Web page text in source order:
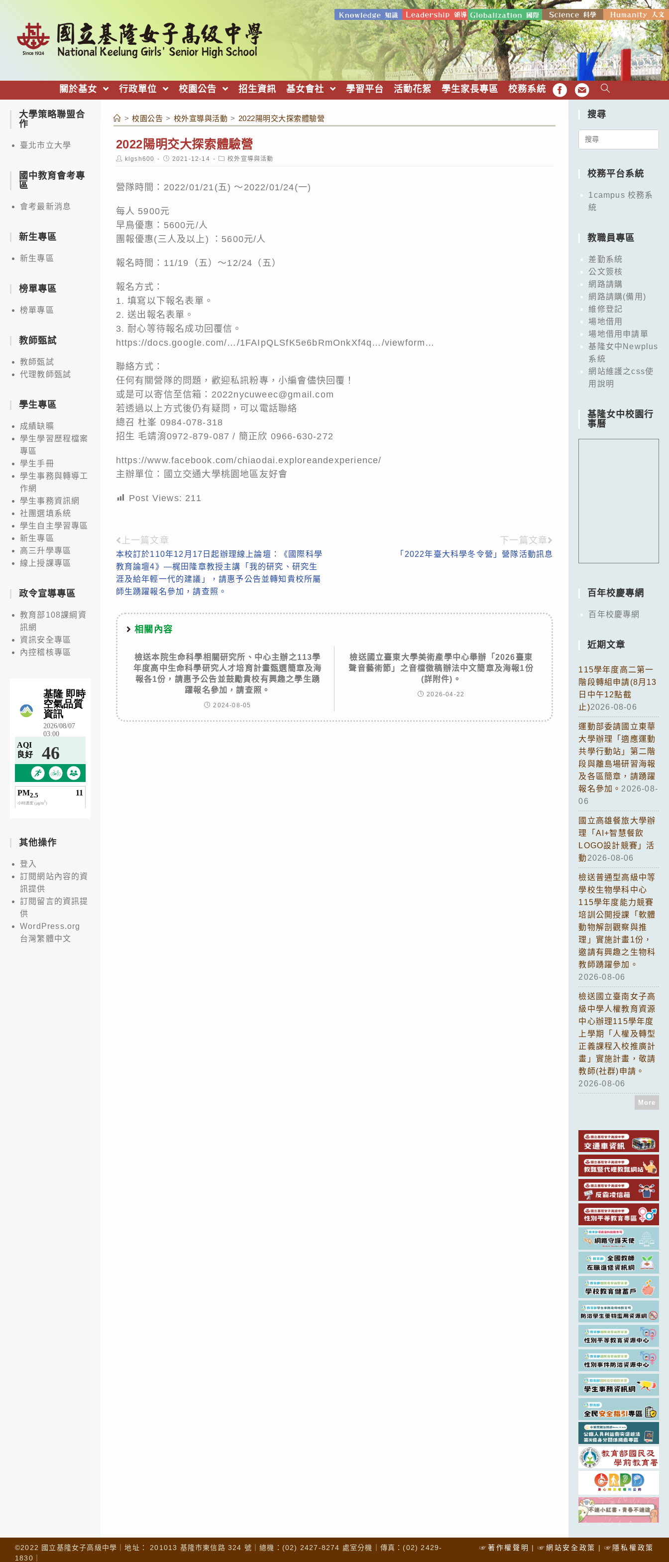
關於基女 行政單位 校園公告 招生資訊 基女會社 學習平台 活動花絮 學生家長專區 校務系統 FB EMAIL
> 校園公告 > 校外宣導與活動 > 2022陽明交大探索體驗營
2022陽明交大探索體驗營
Post
author:
klgsh600
Post
published:
2021-12-14
Post
category:
校外宣導與活動
營隊時間：2022/01/21(五) ～2022/01/24(一)
每人 5900元
早鳥優惠：5600元/人
團報優惠(三人及以上) ：5600元/人
報名時間：11/19（五）～12/24（五）
報名方式：
1. 填寫以下報名表單。
2. 送出報名表單。
3. 耐心等待報名成功回覆信。
https://docs.google.com/…/1FAIpQLSfK5e6bRmOnkXf4q…/viewform…
聯絡方式：
任何有關營隊的問題，歡迎私訊粉專，小編會儘快回覆！
或是可以寄信至信箱：2022nycuweec@gmail.com
若透過以上方式後仍有疑問，可以電話聯絡
總召 杜峯 0984-078-318
招生 毛靖淯0972-879-087 / 簡正欣 0966-630-272
https://www.facebook.com/chiaodai.exploreandexperience/
主辦單位：國立交通大學桃園地區友好會
Post Views: 211
Read
more
articles
上一篇文章
本校訂於110年12月17日起辦理線上論壇：《國際科學
教育論壇4》—梶田隆章教授主講「我的研究、研究生
涯及給年輕一代的建議」，請惠予公告並轉知貴校所屬
師生踴躍報名參加，請查照。
下一篇文章
「2022年臺大科學冬令營」營隊活動訊息
相關內容
檢送本院生命科學相關研究所、中心主辦之113學
年度高中生命科學研究人才培育計畫甄選簡章及海
報各1份，請惠予公告並鼓勵貴校有興趣之學生踴
躍報名參加，請查照。
2024-08-05
檢送國立臺東大學美術產學中心舉辦「2026臺東
聲音藝術節」之音檔徵稿辦法中文簡章及海報1份
(詳附件)。
2026-04-22
大學策略聯盟合
作
臺北市立大學
國中教育會考專
區
會考最新消息
新生專區
新生專區
榜單專區
榜單專區
教師甄試
教師甄試
代理教師甄試
學生專區
成績缺曠
學生學習歷程檔案
專區
學生手冊
學生事務與轉導工
作網
學生事務資訊網
社團選填系統
學生自主學習專區
新生專區
高三升學專區
線上授課專區
政令宣導專區
教育部108課綱資
訊網
資訊安全專區
內控稽核專區
其他操作
登入
訂閱網站內容的資
訊提供
訂閱留言的資訊提
供
WordPress.org
台灣繁體中文
搜尋
Search
校務平台系統
1campus 校務系
統
教職員專區
差勤系統
公文簽核
網路請購
網路請購(備用)
維修登記
場地借用
場地借用申請單
基隆女中Newplus
系統
網站維護之css使
用說明
基隆女中校園行
事曆
百年校慶專網
百年校慶專網
近期文章
115學年度高二第一
階段轉組申請(8月13
日中午12點截
止)2026-08-06
運動部委請國立東華
大學辦理「適應運動
共學行動站」第二階
段與離島場研習海報
及各區簡章，請踴躍
報名參加。 2026-08-
06
國立高雄餐旅大學辦
理「AI+智慧餐飲
LOGO設計競賽」活
動 2026-08-06
檢送普通型高級中等
學校生物學科中心
115學年度能力競賽
培訓公開授課「軟體
動物解剖觀察與推
理」實施計畫1份，
邀請有興趣之生物科
教師踴躍參加。
2026-08-06
檢送國立臺南女子高
級中學人權教育資源
中心辦理115學年度
上學期「人權及轉型
正義課程入校推廣計
畫」實施計畫，敬請
教師(社群)申請。
2026-08-06
More
☞著作權聲明 ☞網站安全政策 ☞隱私權政策
©2022 國立基隆女子高級中學｜地址： 201013 基隆市東信路 324 號｜總機：(02) 2427-8274 處室分機｜傳真：(02) 2429-
1830｜